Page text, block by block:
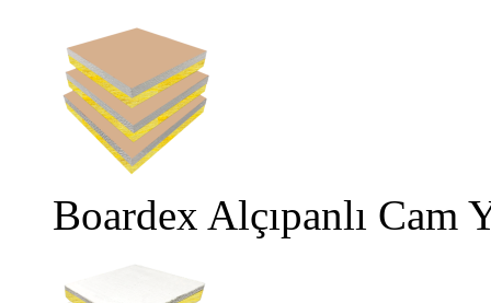
Boardex Alçıpanlı Cam